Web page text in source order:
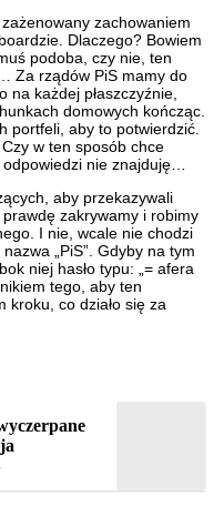
zachowaniem
Dlaczego? Bowiem
podoba, czy nie, ten
Za rządów PiS mamy do
każdej płaszczyźnie,
domowych kończąc.
portfeli, aby to potwierdzić.
w ten sposób chce
nie znajduję…
aby przekazywali
zakrywamy i robimy
I nie, wcale nie chodzi
„PiS”. Gdyby na tym
niej hasło typu: „= afera
tego, aby ten
kroku, co działo się za